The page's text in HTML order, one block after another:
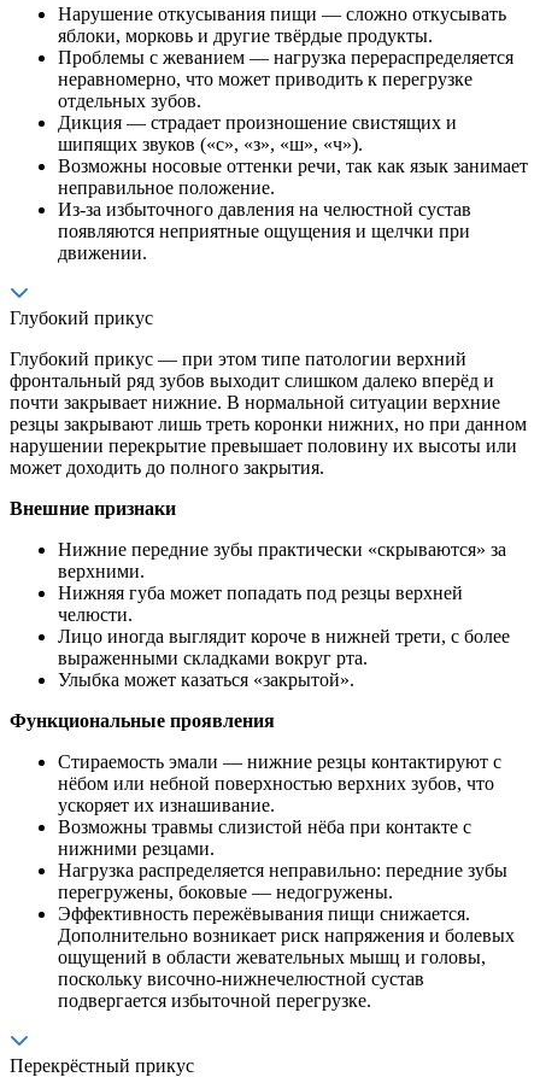
Нарушение откусывания пищи — сложно откусывать
яблоки, морковь и другие твёрдые продукты.
Проблемы с жеванием — нагрузка перераспределяется
неравномерно, что может приводить к перегрузке
отдельных зубов.
Дикция — страдает произношение свистящих и
шипящих звуков («с», «з», «ш», «ч»).
Возможны носовые оттенки речи, так как язык занимает
неправильное положение.
Из-за избыточного давления на челюстной сустав
появляются неприятные ощущения и щелчки при
движении.
Глубокий прикус
Глубокий прикус — при этом типе патологии верхний
фронтальный ряд зубов выходит слишком далеко вперёд и
почти закрывает нижние. В нормальной ситуации верхние
резцы закрывают лишь треть коронки нижних, но при данном
нарушении перекрытие превышает половину их высоты или
может доходить до полного закрытия.
Внешние признаки
Нижние передние зубы практически «скрываются» за
верхними.
Нижняя губа может попадать под резцы верхней
челюсти.
Лицо иногда выглядит короче в нижней трети, с более
выраженными складками вокруг рта.
Улыбка может казаться «закрытой».
Функциональные проявления
Стираемость эмали — нижние резцы контактируют с
нёбом или небной поверхностью верхних зубов, что
ускоряет их изнашивание.
Возможны травмы слизистой нёба при контакте с
нижними резцами.
Нагрузка распределяется неправильно: передние зубы
перегружены, боковые — недогружены.
Эффективность пережёвывания пищи снижается.
Дополнительно возникает риск напряжения и болевых
ощущений в области жевательных мышц и головы,
поскольку височно-нижнечелюстной сустав
подвергается избыточной перегрузке.
Перекрёстный прикус